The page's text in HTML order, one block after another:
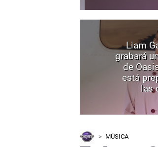
Liam
grabará
de
está
las
MÚSICA